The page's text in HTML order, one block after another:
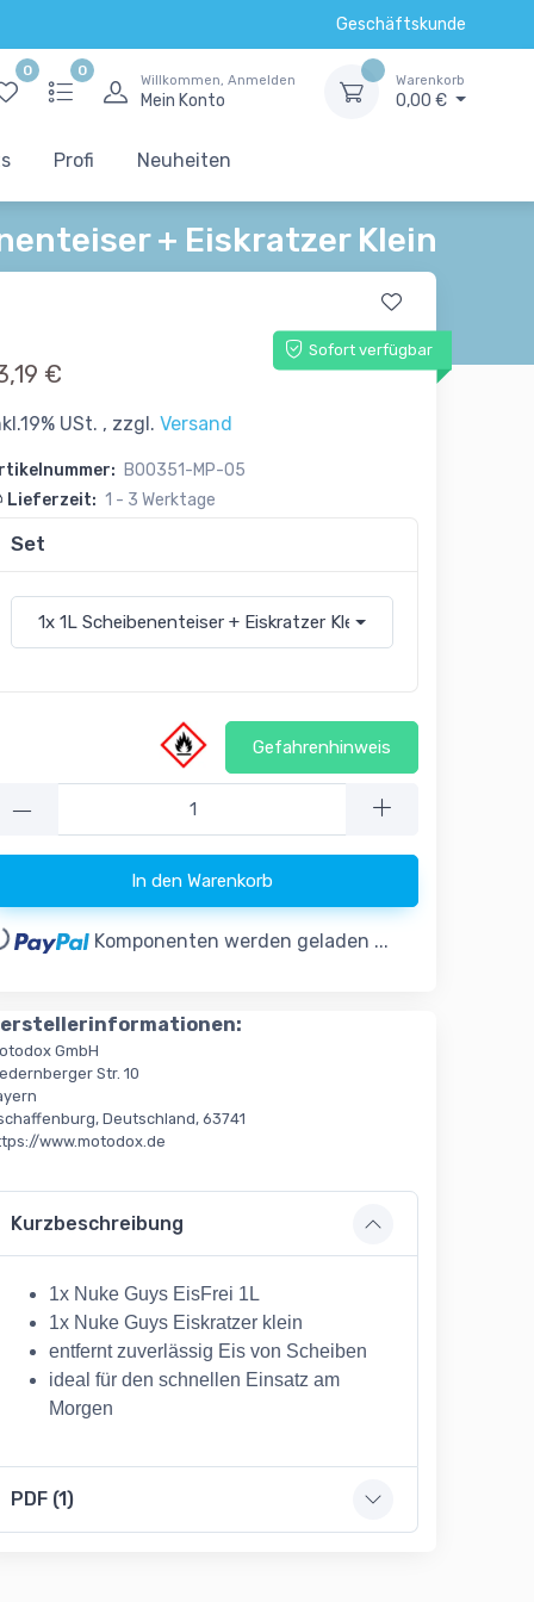
Geschäftskunde
0 0
Willkommen, Anmelden
Mein Konto
Warenkorb
0,00 €
Profi Neuheiten
+ Eiskratzer Klein
Sofort verfügbar
€
USt. , zzgl. Versand
B00351-MP-05
Lieferzeit: 1 - 3 Werktage
Set
1x 1L Scheibenenteiser + Eiskratzer Klein
Gefahrenhinweis
—
In den Warenkorb
Komponenten werden geladen ...
GmbH
Str. 10
Deutschland, 63741
www.motodox.de
Kurzbeschreibung
1x Nuke Guys EisFrei 1L
1x Nuke Guys Eiskratzer klein
entfernt zuverlässig Eis von Scheiben
ideal für den schnellen Einsatz am
Morgen
PDF (1)